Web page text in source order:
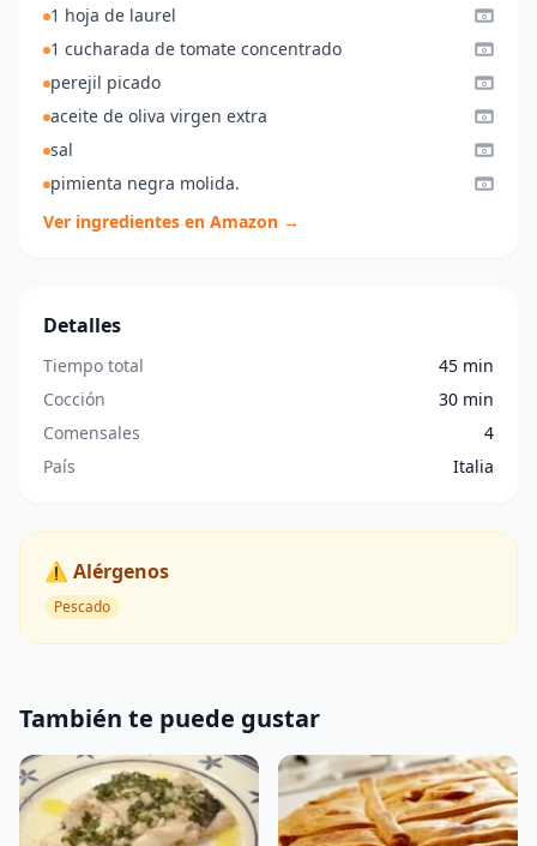
1 hoja de laurel
1 cucharada de tomate concentrado
perejil picado
aceite de oliva virgen extra
sal
pimienta negra molida.
Ver ingredientes en Amazon →
Detalles
Tiempo total
45 min
Cocción
30 min
Comensales
4
País
Italia
⚠️ Alérgenos
Pescado
También te puede gustar